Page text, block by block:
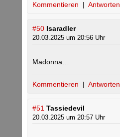
Kommentieren | Antworten
#50 Isaradler
20.03.2025 um 20:56 Uhr
Madonna…
Kommentieren | Antworten
#51 Tassiedevil
20.03.2025 um 20:57 Uhr